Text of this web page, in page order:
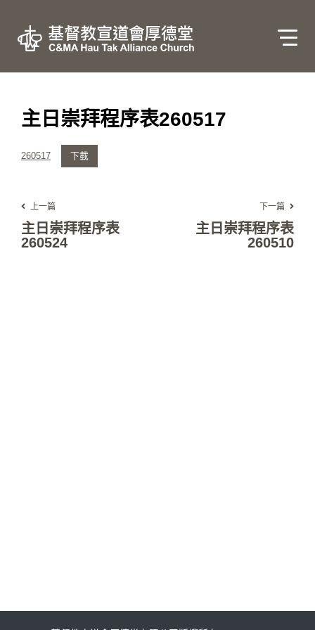
主日崇拜程序表260517
260517 下載
上一篇
主日崇拜程序表
260524
下一篇
主日崇拜程序表
260510